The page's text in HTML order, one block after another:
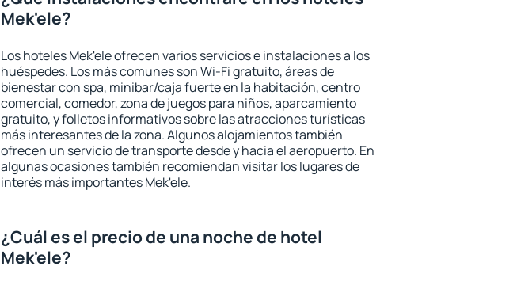
Mek'ele?
Los hoteles Mek'ele ofrecen varios servicios e instalaciones a los
huéspedes. Los más comunes son Wi-Fi gratuito, áreas de
bienestar con spa, minibar/caja fuerte en la habitación, centro
comercial, comedor, zona de juegos para niños, aparcamiento
gratuito, y folletos informativos sobre las atracciones turísticas
más interesantes de la zona. Algunos alojamientos también
ofrecen un servicio de transporte desde y hacia el aeropuerto. En
algunas ocasiones también recomiendan visitar los lugares de
interés más importantes Mek'ele.
¿Cuál es el precio de una noche de hotel
Mek'ele?